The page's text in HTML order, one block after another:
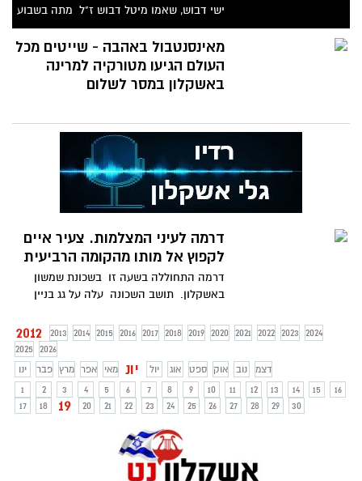
ישי דבוש, שאמו מיטל דבוש ז"ל מתה בשבוע
שעבר בעת לידתו, עבר היום ברית מילה, זמן
קצר לאחר שמשפחתו
מאינסנטבול באהבה - שייטים מכל
העולם הגיעו מטורקיה למרינה
באשקלון במסר לשלום
דרמה לעיני המצלמות. צעיר איים
לקפוץ אל מותו מהקומה הרביעית
דרמה התחוללה בשעה זו בשכונת שמשון
באשקלון. תושב השכונה עלה על גג בניין
2012 2013 2014 2015 2016 2017 2018 2019 2020 2021 2022 2023
2024
2025
2026
ינו
פבר מרץ אפר מאי יונ יול אוג ספט אוק נוב
דצמ
1
2 3 4 5 6 7 8 9 10 11 12 13 14 15
16
17
18 19 20 21 22 23 24 25 26 27 28 29 30